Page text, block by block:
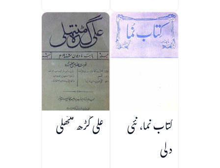
کتاب نما، نئی
دلی
علی گڑھ منتھلی